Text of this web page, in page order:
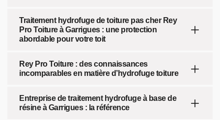
Traitement hydrofuge de toiture pas cher Rey
Pro Toiture à Garrigues : une protection
abordable pour votre toit
Rey Pro Toiture : des connaissances
incomparables en matière d’hydrofuge toiture
Entreprise de traitement hydrofuge à base de
résine à Garrigues : la référence